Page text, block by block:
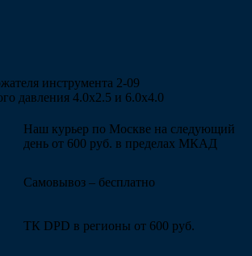
инструмента 2-09
давления 4.0х2.5 и 6.0х4.0
Наш курьер по Москве на следующий
день от 600 руб. в пределах МКАД
Самовывоз – бесплатно
ТК DPD в регионы от 600 руб.